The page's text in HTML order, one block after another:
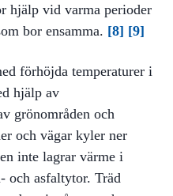
hjälp vid varma perioder
bor ensamma. [8] [9]
förhöjda temperaturer i
hjälp av
grönområden och
och vägar kyler ner
inte lagrar värme i
och asfaltytor. Träd